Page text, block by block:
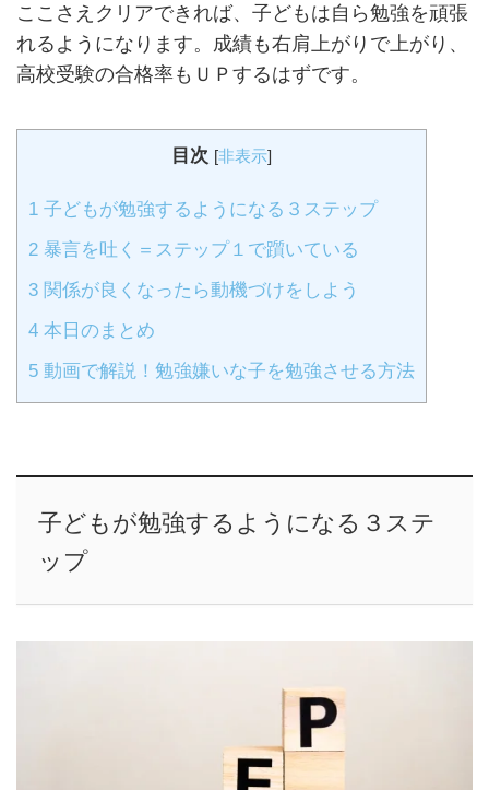
ここさえクリアできれば、子どもは自ら勉強を頑張
れるようになります。成績も右肩上がりで上がり、
高校受験の合格率もＵＰするはずです。
目次 [非表示]
1 子どもが勉強するようになる３ステップ
2 暴言を吐く＝ステップ１で躓いている
3 関係が良くなったら動機づけをしよう
4 本日のまとめ
5 動画で解説！勉強嫌いな子を勉強させる方法
子どもが勉強するようになる３ステ
ップ